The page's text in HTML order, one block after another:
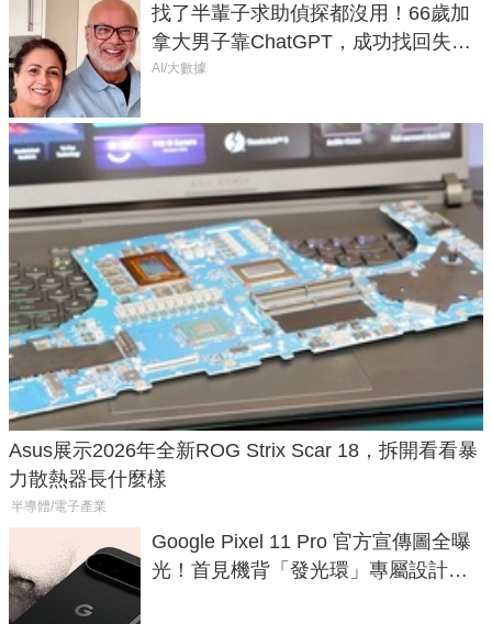
找了半輩子求助偵探都沒用！66歲加
拿大男子靠ChatGPT，成功找回失散
50年家人
AI/大數據
Asus展示2026年全新ROG Strix Scar 18，拆開看看暴
力散熱器長什麼樣
半導體/電子產業
Google Pixel 11 Pro 官方宣傳圖全曝
光！首見機背「發光環」專屬設計、